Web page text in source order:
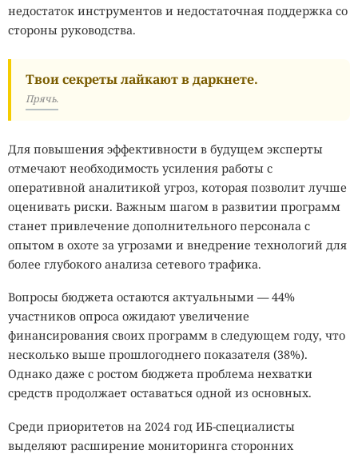
недостаток инструментов и недостаточная поддержка со
стороны руководства.
Твои секреты лайкают в даркнете.
Прячь.
Для повышения эффективности в будущем эксперты
отмечают необходимость усиления работы с
оперативной аналитикой угроз, которая позволит лучше
оценивать риски. Важным шагом в развитии программ
станет привлечение дополнительного персонала с
опытом в охоте за угрозами и внедрение технологий для
более глубокого анализа сетевого трафика.
Вопросы бюджета остаются актуальными — 44%
участников опроса ожидают увеличение
финансирования своих программ в следующем году, что
несколько выше прошлогоднего показателя (38%).
Однако даже с ростом бюджета проблема нехватки
средств продолжает оставаться одной из основных.
Среди приоритетов на 2024 год ИБ-специалисты
выделяют расширение мониторинга сторонних